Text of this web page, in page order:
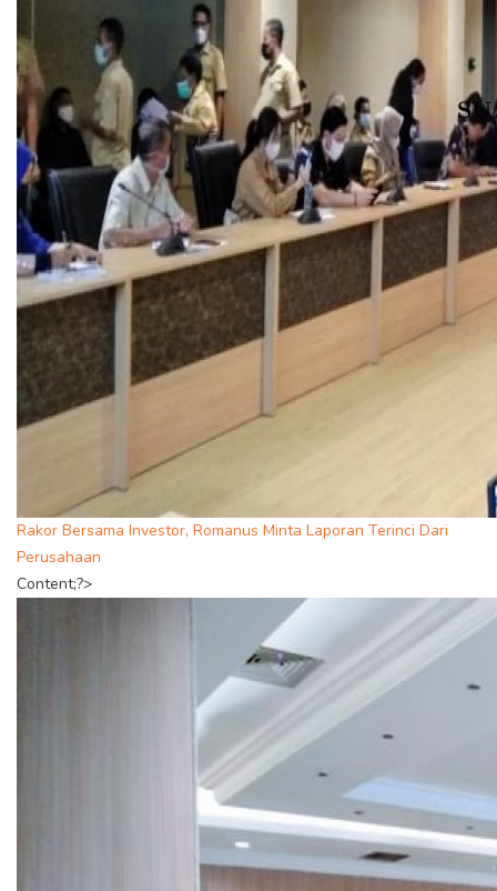
Rakor Bersama Investor, Romanus Minta Laporan Terinci Dari
Perusahaan
Content;?>